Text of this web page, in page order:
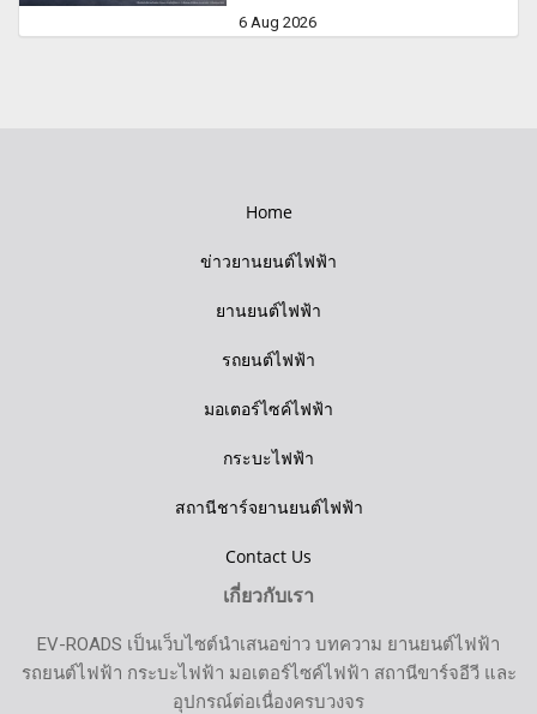
6 Aug 2026
Home
ข่าวยานยนต์ไฟฟ้า
ยานยนต์ไฟฟ้า
รถยนต์ไฟฟ้า
มอเตอร์ไซค์ไฟฟ้า
กระบะไฟฟ้า
สถานีชาร์จยานยนต์ไฟฟ้า
Contact Us
เกี่ยวกับเรา
EV-ROADS เป็นเว็บไซต์นำเสนอข่าว บทความ ยานยนต์ไฟฟ้า
รถยนต์ไฟฟ้า กระบะไฟฟ้า มอเตอร์ไซค์ไฟฟ้า สถานีขาร์จอีวี และ
อุปกรณ์ต่อเนื่องครบวงจร